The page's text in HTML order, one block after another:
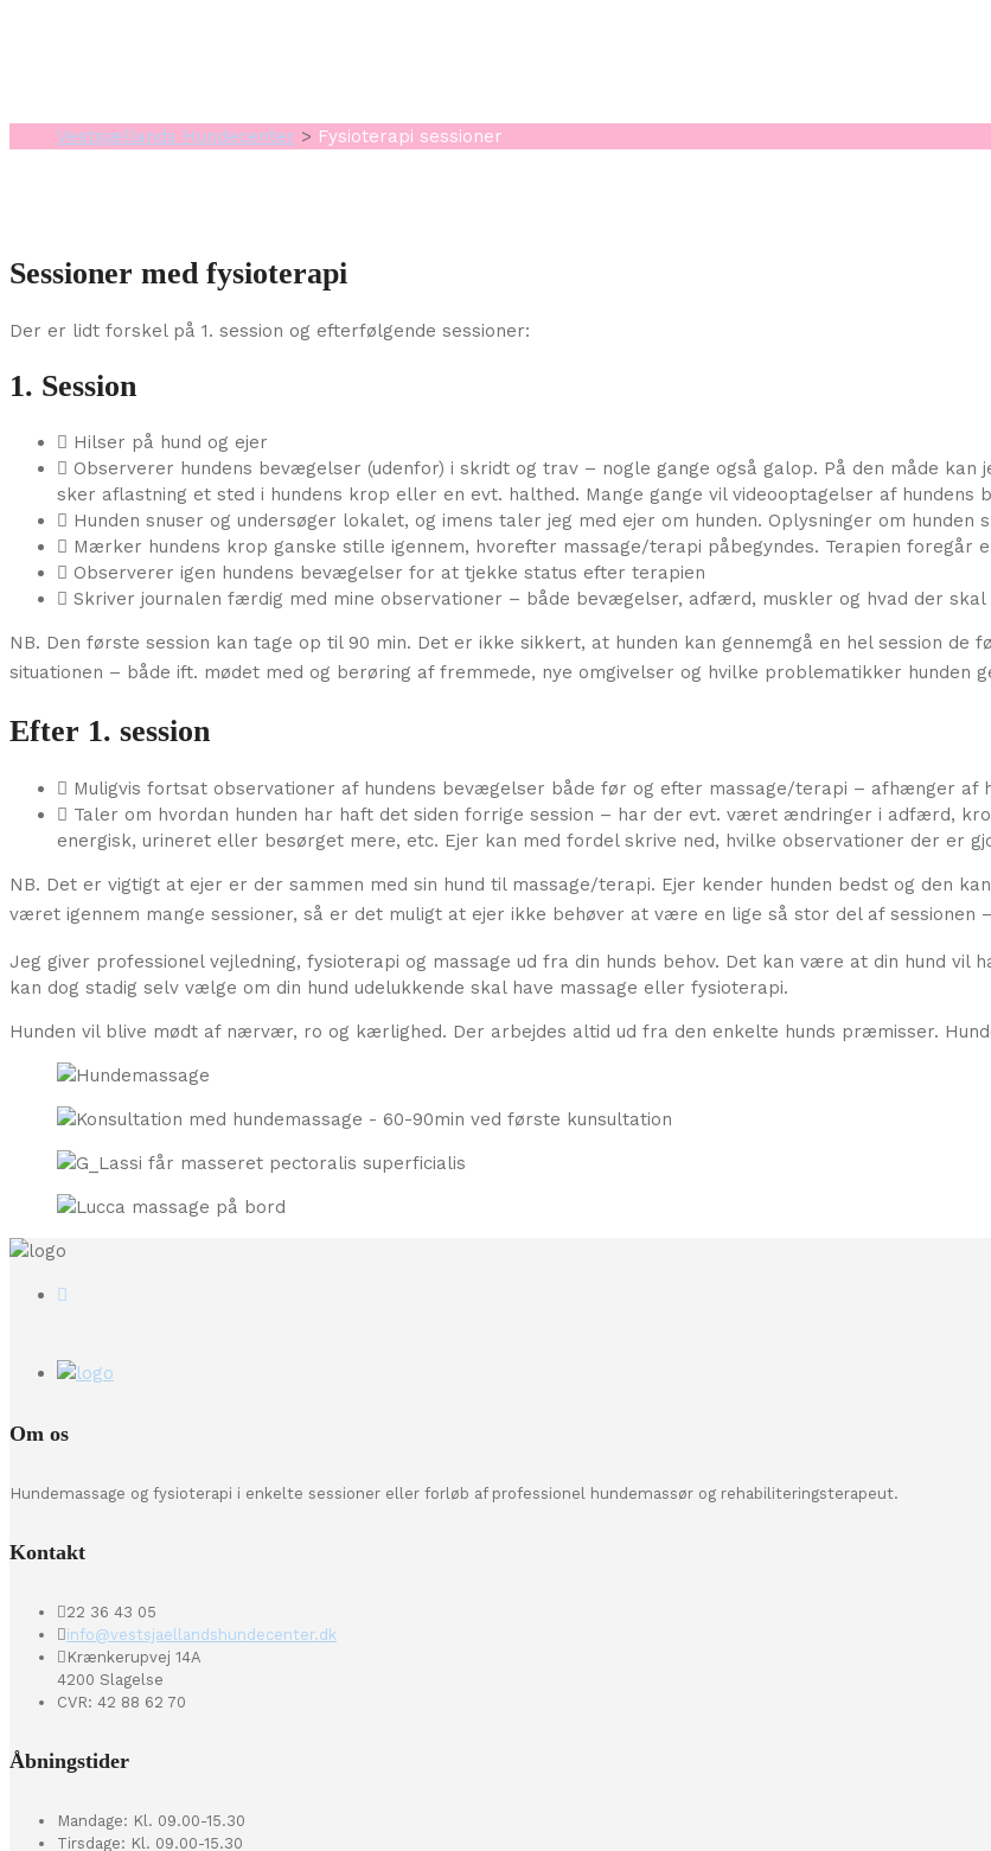
Vestsjællands Hundecenter > Fysioterapi sessioner
Sessioner med fysioterapi
Der er lidt forskel på 1. session og efterfølgende sessioner:
1. Session
Hilser på hund og ejer
Observerer hundens bevægelser (udenfor) i skridt og trav – nogle gange også galop. På den måde
sker aflastning et sted i hundens krop eller en evt. halthed. Mange gange vil videooptagelser af
Hunden snuser og undersøger lokalet, og imens taler jeg med ejer om hunden. Oplysninger om
Mærker hundens krop ganske stille igennem, hvorefter massage/terapi påbegyndes. Terapien foregår
Observerer igen hundens bevægelser for at tjekke status efter terapien
Skriver journalen færdig med mine observationer – både bevægelser, adfærd, muskler og hvad der skal
NB. Den første session kan tage op til 90 min. Det er ikke sikkert, at hunden kan gennemgå en hel session
situationen – både ift. mødet med og berøring af fremmede, nye omgivelser og hvilke problematikker hunden
Efter 1. session
Muligvis fortsat observationer af hundens bevægelser både før og efter massage/terapi – afhænger af
Taler om hvordan hunden har haft det siden forrige session – har der evt. været ændringer i adfærd,
energisk, urineret eller besørget mere, etc. Ejer kan med fordel skrive ned, hvilke observationer der er
NB. Det er vigtigt at ejer er der sammen med sin hund til massage/terapi. Ejer kender hunden bedst og den
været igennem mange sessioner, så er det muligt at ejer ikke behøver at være en lige så stor del af sessionen
Jeg giver professionel vejledning, fysioterapi og massage ud fra din hunds behov. Det kan være at din hund vil
kan dog stadig selv vælge om din hund udelukkende skal have massage eller fysioterapi.
Hunden vil blive mødt af nærvær, ro og kærlighed. Der arbejdes altid ud fra den enkelte hunds præmisser.
Om os
Hundemassage og fysioterapi i enkelte sessioner eller forløb af professionel hundemassør og rehabiliteringsterapeut.
Kontakt
22 36 43 05
info@vestsjaellandshundecenter.dk
Krænkerupvej 14A
4200 Slagelse
CVR: 42 88 62 70
Åbningstider
Mandage: Kl. 09.00-15.30
Tirsdage: Kl. 09.00-15.30